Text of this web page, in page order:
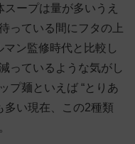
ープは量が多いうえ
っている間にフタの上
ン監修時代と比較し
っているような気がし
プ麺といえば “とりあ
多い現在、この2種類